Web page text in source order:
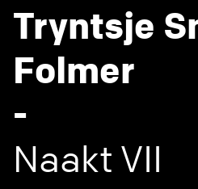
Tryntsje
Folmer
-
Naakt VII